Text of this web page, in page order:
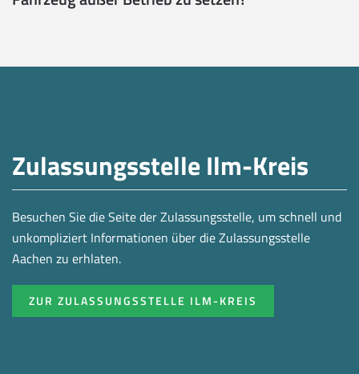
Zulassungsstelle Ilm-Kreis
Besuchen Sie die Seite der Zulassungsstelle, um schnell und
unkompliziert Informationen über die Zulassungsstelle
Aachen zu erhlaten.
ZUR ZULASSUNGSSTELLE ILM-KREIS